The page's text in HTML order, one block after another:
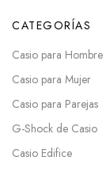
CATEGORÍAS
Casio para Hombre
Casio para Mujer
Casio para Parejas
G-Shock de Casio
Casio Edifice